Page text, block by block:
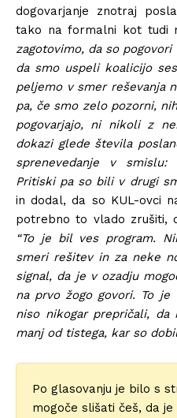
dogovarjanje znotraj
tako na formalni kot tudi
zagotovimo, da so
da smo uspeli koalicijo
peljemo v smer reševanja
pa, če smo zelo pozorni,
pogovarjajo, ni nikoli z
dokazi glede števila
sprenevedanje v smislu:
Pritiski pa so bili v drugi
in dodal, da so KUL-ovci
potrebno to vlado zrušiti,
“To je bil ves program.
smeri rešitev in za neke
signal, da je v ozadju
na prvo žogo govori. To
niso nikogar prepričali,
manj od tistega, kar so
Po glasovanju je bilo s
mogoče slišati češ, da